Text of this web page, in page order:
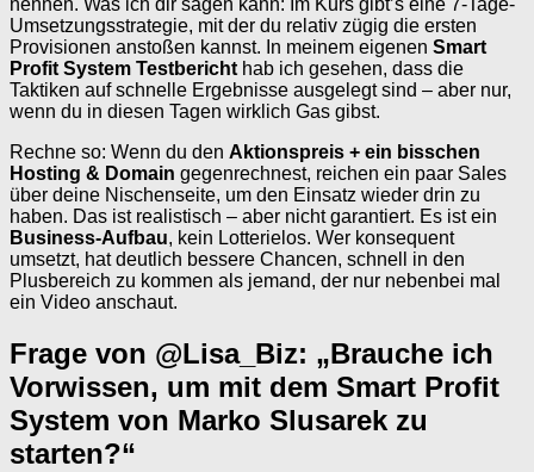
nennen. Was ich dir sagen kann: Im Kurs gibt’s eine 7-Tage-
Umsetzungsstrategie, mit der du relativ zügig die ersten
Provisionen anstoßen kannst. In meinem eigenen Smart
Profit System Testbericht hab ich gesehen, dass die
Taktiken auf schnelle Ergebnisse ausgelegt sind – aber nur,
wenn du in diesen Tagen wirklich Gas gibst.
Rechne so: Wenn du den Aktionspreis + ein bisschen
Hosting & Domain gegenrechnest, reichen ein paar Sales
über deine Nischenseite, um den Einsatz wieder drin zu
haben. Das ist realistisch – aber nicht garantiert. Es ist ein
Business-Aufbau, kein Lotterielos. Wer konsequent
umsetzt, hat deutlich bessere Chancen, schnell in den
Plusbereich zu kommen als jemand, der nur nebenbei mal
ein Video anschaut.
Frage von @Lisa_Biz: „Brauche ich
Vorwissen, um mit dem Smart Profit
System von Marko Slusarek zu
starten?“